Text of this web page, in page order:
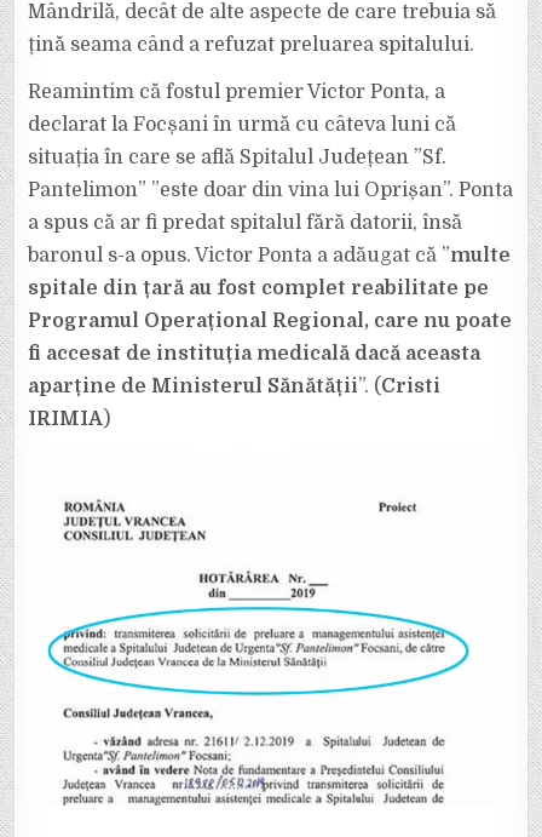
Mândrilă, decât de alte aspecte de care trebuia să
țină seama când a refuzat preluarea spitalului.
Reamintim că fostul premier Victor Ponta, a
declarat la Focșani în urmă cu câteva luni că
situația în care se află Spitalul Județean ”Sf.
Pantelimon” ”este doar din vina lui Oprișan”. Ponta
a spus că ar fi predat spitalul fără datorii, însă
baronul s-a opus. Victor Ponta a adăugat că ”multe
spitale din țară au fost complet reabilitate pe
Programul Operațional Regional, care nu poate
fi accesat de instituția medicală dacă aceasta
aparține de Ministerul Sănătății”. (Cristi
IRIMIA)